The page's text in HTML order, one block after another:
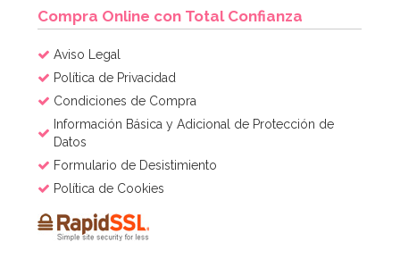
AÑADIR
Compra Online con Total Confianza
Aviso Legal
Política de Privacidad
Condiciones de Compra
Información Básica y Adicional de Protección de
Datos
Formulario de Desistimiento
Política de Cookies